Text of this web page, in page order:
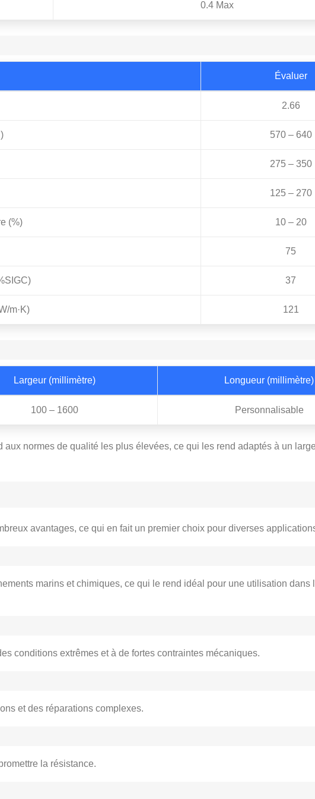
0.4 Max
Évaluer
2.66
570 – 640
275 – 350
125 – 270
(%) 10 – 20
75
37
m·K) 121
Largeur (millimètre) Longueur (millimètre)
100 – 1600 Personnalisable
normes de qualité les plus élevées, ce qui les rend adaptés à un
avantages, ce qui en fait un premier choix pour diverses
marins et chimiques, ce qui le rend idéal pour une utilisation dans
conditions extrêmes et à de fortes contraintes mécaniques.
et des réparations complexes.
la résistance.